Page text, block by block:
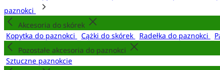
paznokci
Akcesoria do skórek
Kopytka do paznokci
Cążki do skórek Radełka do paznokci
Pozostałe akcesoria do paznokci
Sztuczne paznokcie